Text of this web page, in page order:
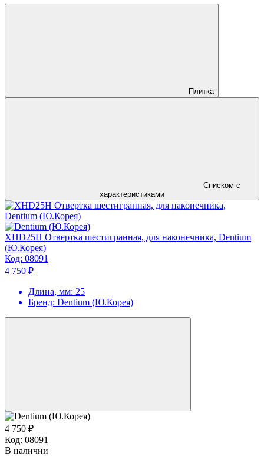
Плитка
Списком с
характеристиками
XHD25H Отвертка шестигранная, для наконечника, Dentium
(Ю.Корея)
Код: 08091
4 750 ₽
Длина, мм: 25
Бренд: Dentium (Ю.Корея)
4 750 ₽
Код: 08091
В наличии